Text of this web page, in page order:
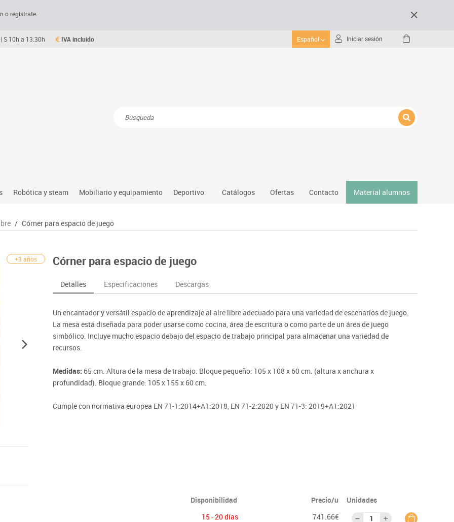
o regístrate.
S 10h a 13:30h IVA incluido Español Iniciar sesión
natural, social y cultural
de mesa
e idiomas
Ordenadores y tablets
Soportes
Videoproyección
Robótica y steam
Robótica educativa
Tinkering
Mobiliario y equipamiento
Mesas comedor plegables y desplegables
Mobiliario oficina y despacho
Mesas escolares, abatibles y polivalentes
Percheros, baldas y taquillas
Sillas, bancos y taburetes
Deportivo
Balones y pelotas
Entrenamiento
Foam
Deportes raqueta
Gimnasia rítmica
Catálogos Ofertas Contacto Material alumnos
/ Córner para espacio de juego
+3 años Córner para espacio de juego
Detalles Especificaciones Descargas
Un encantador y versátil espacio de aprendizaje al aire libre adecuado para una variedad de escenarios de juego.
La mesa está diseñada para poder usarse como cocina, área de escritura o como parte de un área de juego
simbólico. Incluye mucho espacio debajo del espacio de trabajo principal para almacenar una variedad de
recursos.
Medidas: 65 cm. Altura de la mesa de trabajo. Bloque pequeño: 105 x 108 x 60 cm. (altura x anchura x
profundidad). Bloque grande: 105 x 155 x 60 cm.
Cumple con normativa europea EN 71-1:2014+A1:2018, EN 71-2:2020 y EN 71-3: 2019+A1:2021
Disponibilidad Precio/u
Unidades
15 - 20 días 741.66€